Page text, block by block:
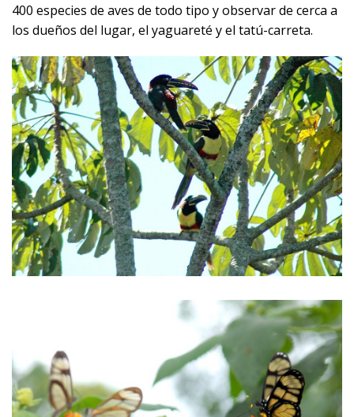
400 especies de aves de todo tipo y observar de cerca a
los dueños del lugar, el yaguareté y el tatú-carreta.